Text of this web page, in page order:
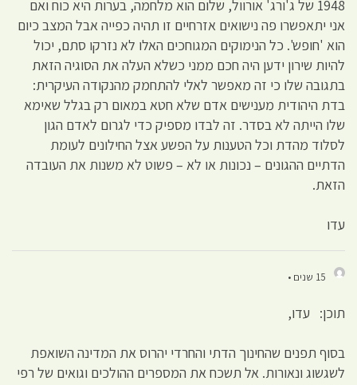
1948 של ג'ורג' אורוול, שלום הוא מלחמה, בערות היא כוח ואם
אני יתאפשרו פה נישואים אזרחיים זו תהיה כפייה אבל המצב כיום
הוא 'חופש'. כל הנימוקים המגוחכים האלו לא נזרקו סתם, יכול
להיות שירון ידען היה חכם ממני כשלא העלה את הסוגיה הזאת
בתגובה שלו כי זה מאפשר לאלי להתחמק מהנקודה העיקרית:
בדת היהודית מענישים אדם שלא חטא במאום רק בגלל שאימא
שלו הייתה לא בסדר. זה לבדו מספיק כדי לגרום לאדם הגון
לסלוד מהדת וכל הטענות על הפשע אצל החילונים לעומת
הדתיים ההגונים – נכונות או לא – פשוט לא משנות את העובדה
הזאת.
עדו
15 שנים •
תוכן: עדו,
בסוף תפנים שהחינוך הדתי והחרדי יהרוס את המדינה השואפת
לשגשוג ונאורות. אל תשכח את המספרים ההולכים וגואים של רפי